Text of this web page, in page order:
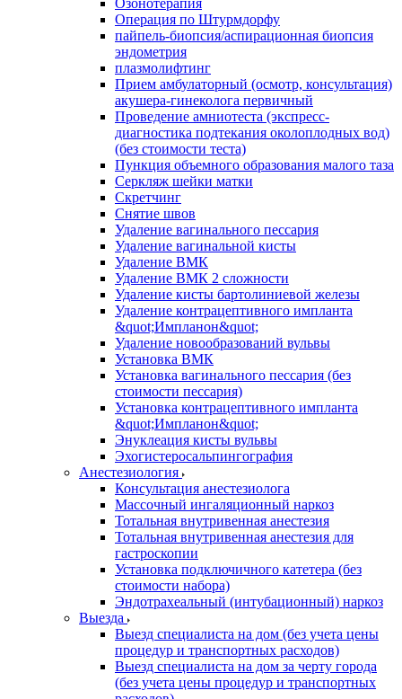
Озонотерапия
Операция по Штурмдорфу
пайпель-биопсия/аспирационная биопсия
эндометрия
плазмолифтинг
Прием амбулаторный (осмотр, консультация)
акушера-гинеколога первичный
Проведение амниотеста (экспресс-
диагностика подтекания околоплодных вод)
(без стоимости теста)
Пункция объемного образования малого таза
Серкляж шейки матки
Скретчинг
Снятие швов
Удаление вагинального пессария
Удаление вагинальной кисты
Удаление ВМК
Удаление ВМК 2 сложности
Удаление кисты бартолиниевой железы
Удаление контрацептивного импланта
&quot;Импланон&quot;
Удаление новообразований вульвы
Установка ВМК
Установка вагинального пессария (без
стоимости пессария)
Установка контрацептивного импланта
&quot;Импланон&quot;
Энуклеация кисты вульвы
Эхогистеросальпингография
Анестезиология
Консультация анестезиолога
Массочный ингаляционный наркоз
Тотальная внутривенная анестезия
Тотальная внутривенная анестезия для
гастроскопии
Установка подключичного катетера (без
стоимости набора)
Эндотрахеальный (интубационный) наркоз
Выезда
Выезд специалиста на дом (без учета цены
процедур и транспортных расходов)
Выезд специалиста на дом за черту города
(без учета цены процедур и транспортных